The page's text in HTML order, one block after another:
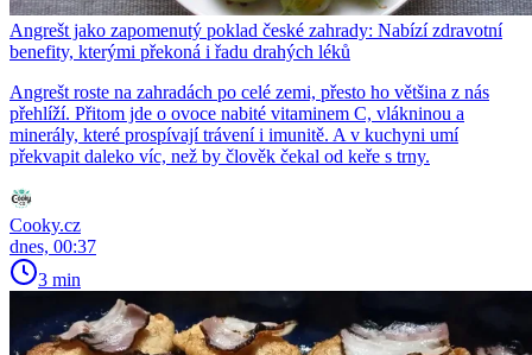
Angrešt jako zapomenutý poklad české zahrady: Nabízí zdravotní
benefity, kterými překoná i řadu drahých léků
Angrešt roste na zahradách po celé zemi, přesto ho většina z nás
přehlíží. Přitom jde o ovoce nabité vitaminem C, vlákninou a
minerály, které prospívají trávení i imunitě. A v kuchyni umí
překvapit daleko víc, než by člověk čekal od keře s trny.
Cooky.cz
dnes, 00:37
3 min